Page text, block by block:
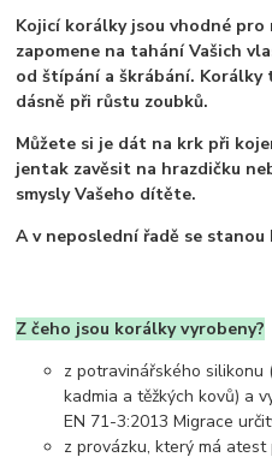
Kojicí korálky jsou vhodné
zapomene na tahání Vašich
od štípání a škrábání. Korálky
dásně při růstu zoubků.
Můžete si je dát na krk při
jentak zavěsit na hrazdičku
smysly Vašeho dítěte.
A v neposlední řadě se
Z čeho jsou korálky vyrobeny?
z potravinářského silikonu
kadmia a těžkých kovů) a
EN 71-3:2013 Migrace
z provázku, který má